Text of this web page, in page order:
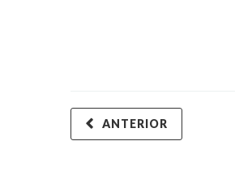
ANTERIOR